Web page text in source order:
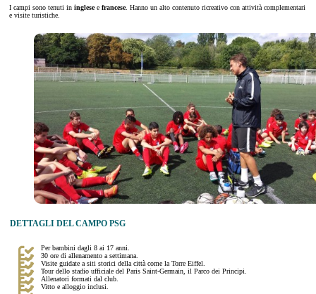
I campi sono tenuti in inglesee francese. Hanno un alto contenuto ricreativo con attività complementari
e visite turistiche.
DETTAGLI DEL CAMPO PSG
Per bambini dagli 8 ai 17 anni.
30 ore di allenamento a settimana.
Visite guidate a siti storici della città come la Torre Eiffel.
Tour dello stadio ufficiale del Paris Saint-Germain, il Parco dei Principi.
Allenatori formati dal club.
Vitto e alloggio inclusi.